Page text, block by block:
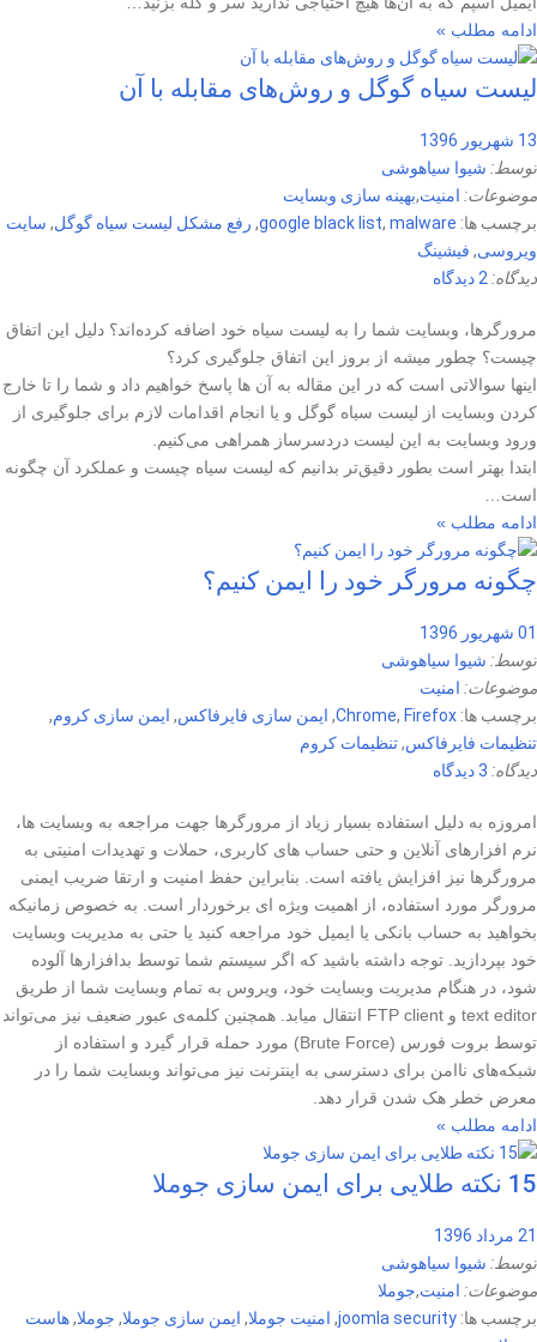
ادامه مطلب »
لیست سیاه گوگل و روش‌های مقابله با آن
13 شهریور 1396
توسط: شیوا سیاهوشی
موضوعات: امنیت,بهینه سازی وبسایت
برچسب ها:
google black list, malware
, رفع مشکل لیست سیاه گوگل, سایت
ویروسی, فیشینگ
دیدگاه: 2 دیدگاه
مرورگرها، وبسایت شما را به لیست سیاه خود اضافه کرده‌اند؟ دلیل این اتفاق
چیست؟ چطور میشه از بروز این اتفاق جلوگیری کرد؟
اینها سوالاتی است که در این مقاله به آن ها پاسخ خواهیم داد و شما را تا خارج
کردن وبسایت از لیست سیاه گوگل و یا انجام اقدامات لازم برای جلوگیری از
ورود وبسایت به این لیست دردسرساز همراهی می‌کنیم.
ابتدا بهتر است بطور دقیق‌تر بدانیم که لیست سیاه چیست و عملکرد آن چگونه
است…
ادامه مطلب »
چگونه مرورگر خود را ایمن کنیم؟
01 شهریور 1396
توسط: شیوا سیاهوشی
موضوعات: امنیت
برچسب ها:
Chrome, Firefox
, ایمن سازی فایرفاکس, ایمن سازی کروم,
تنظیمات فایرفاکس,تنظیمات کروم
دیدگاه: 3 دیدگاه
امروزه به دلیل استفاده بسیار زیاد از مرورگرها جهت مراجعه به وبسایت ها،
نرم افزارهای آنلاین و حتی حساب های کاربری، حملات و تهدیدات امنیتی به
مرورگرها نیز افزایش یافته است. بنابراین حفظ امنیت و ارتقا ضریب ایمنی
مرورگر مورد استفاده، از اهمیت ویژه ای برخوردار است. به خصوص زمانیکه
بخواهید به حساب بانکی یا ایمیل خود مراجعه کنید یا حتی به مدیریت وبسایت
خود بپردازید. توجه داشته باشید که اگر سیستم شما توسط بدافزارها آلوده
شود، در هنگام مدیریت وبسایت خود، ویروس به تمام وبسایت شما از طریق
text editor و FTP client انتقال میابد. همچنین کلمه‌ی عبور ضعیف نیز می‌تواند
توسط بروت فورس (Brute Force) مورد حمله قرار گیرد و استفاده از
شبکه‌های ناامن برای دسترسی به اینترنت نیز می‌تواند وبسایت شما را در
معرض خطر هک شدن قرار دهد.
ادامه مطلب »
15 نکته طلایی برای ایمن سازی جوملا
21 مرداد 1396
توسط: شیوا سیاهوشی
موضوعات: امنیت,جوملا
برچسب ها: joomla security
, امنیت جوملا, ایمن سازی جوملا, جوملا,هاست